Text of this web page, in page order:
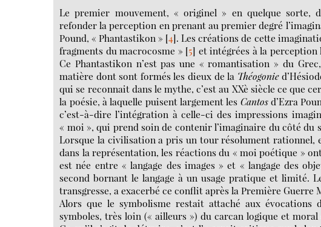
Le premier mouvement, « originel » en quelque sorte,
refonder la perception en prenant au premier degré
Pound, « Phantastikon » [4]. Les créations de cette
fragments du macrocosme » [5] et intégrées à la
Ce Phantastikon n’est pas une « romantisation » du
matière dont sont formés les dieux de la Théogonie
qui se reconnait dans le mythe, c’est au XXè siècle ce que
la poésie, à laquelle puisent largement les Cantosd’Ezra
c’est-à-dire l’intégration à celle-ci des impressions
« moi », qui prend soin de contenir l’imaginaire du côté
Lorsque la civilisation a pris un tour résolument
dans la représentation, les réactions du « moi poétique »
est née entre « langage des images » et « langage des
second bornant le langage à un usage pratique et limité.
transgresse, a exacerbé ce conflit après la Première Guerre
Alors que le symbolisme restait attaché aux évocations
symboles, très loin (« ailleurs ») du carcan logique et